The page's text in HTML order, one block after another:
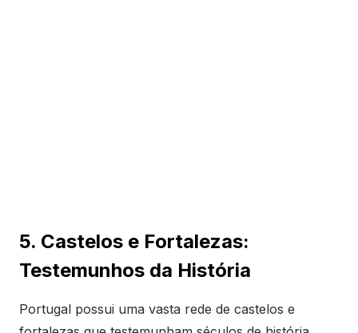
5. Castelos e Fortalezas:
Testemunhos da História
Portugal possui uma vasta rede de castelos e